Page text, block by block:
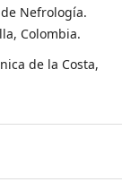
Nefrología.
Colombia.
de la Costa,